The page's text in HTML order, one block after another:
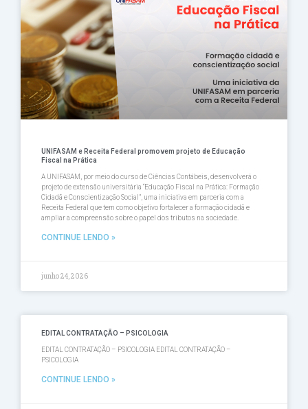
UNIFASAM e Receita Federal promovem projeto de Educação
Fiscal na Prática
A UNIFASAM, por meio do curso de Ciências Contábeis, desenvolverá o
projeto de extensão universitária “Educação Fiscal na Prática: Formação
Cidadã e Conscientização Social”, uma iniciativa em parceria com a
Receita Federal que tem como objetivo fortalecer a formação cidadã e
ampliar a compreensão sobre o papel dos tributos na sociedade.
CONTINUE LENDO »
junho 24, 2026
EDITAL CONTRATAÇÃO – PSICOLOGIA
EDITAL CONTRATAÇÃO – PSICOLOGIA EDITAL CONTRATAÇÃO –
PSICOLOGIA
CONTINUE LENDO »